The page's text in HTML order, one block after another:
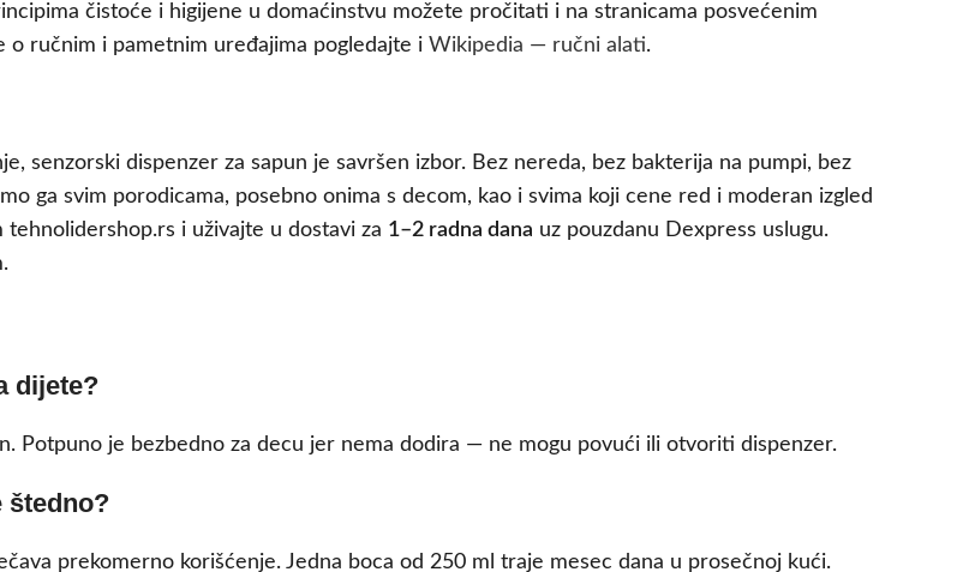
čistoće i higijene u domaćinstvu možete pročitati i na stranicama posvećenim
o ručnim i pametnim uređajima pogledajte i Wikipedia — ručni alati.
senzorski dispenzer za sapun je savršen izbor. Bez nereda, bez bakterija na pumpi, bez
ga svim porodicama, posebno onima s decom, kao i svima koji cene red i moderan izgled
i uživajte u dostavi za 1–2 radna dana uz pouzdanu Dexpress uslugu.
dijete?
Potpuno je bezbedno za decu jer nema dodira — ne mogu povući ili otvoriti dispenzer.
štedno?
prekomerno korišćenje. Jedna boca od 250 ml traje mesec dana u prosečnoj kući.